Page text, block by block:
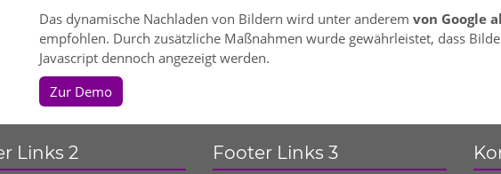
Das dynamische Nachladen von Bildern wird unter anderem von Google
empfohlen. Durch zusätzliche Maßnahmen wurde gewährleistet, dass
Javascript dennoch angezeigt werden.
Zur Demo
Links 2 Footer Links 3